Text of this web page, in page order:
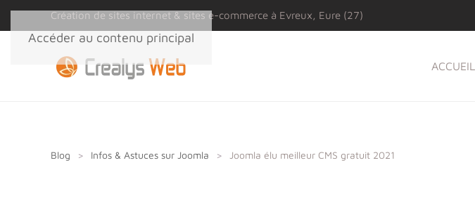
Accéder au contenu principal
Création de sites internet & sites e-commerce à Evreux, Eure (27)
ACCUEIL
Blog Infos & Astuces sur Joomla Joomla élu meilleur CMS gratuit 2021
Panneau de gestion des cookies